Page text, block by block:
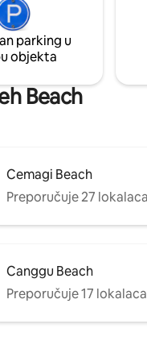
*
plaža, spa
dizajnerskih
minuta vožnje
parking u
objekta
Beach
Cemagi Beach
Preporučuje 27 lokalaca
Canggu Beach
Preporučuje 17 lokalaca